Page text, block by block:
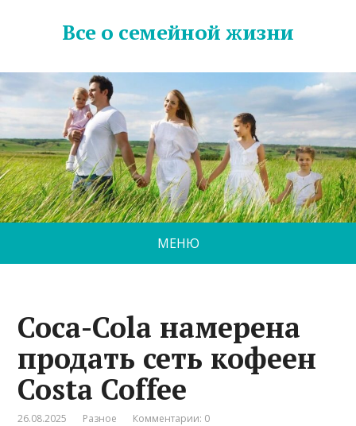
Все о семейной жизни
МЕНЮ
Coca-Cola намерена
продать сеть кофеен
Costa Coffee
26.08.2025 Разное Комментарии: 0